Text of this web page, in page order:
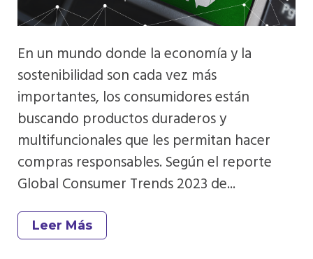
En un mundo donde la economía y la
sostenibilidad son cada vez más
importantes, los consumidores están
buscando productos duraderos y
multifuncionales que les permitan hacer
compras responsables. Según el reporte
Global Consumer Trends 2023 de...
Leer Más